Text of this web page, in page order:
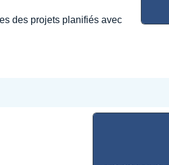
des projets planifiés avec